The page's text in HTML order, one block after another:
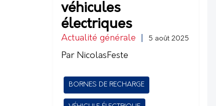
véhicules
électriques
Actualité générale 5 août 2025
Par NicolasFeste
BORNES DE RECHARGE